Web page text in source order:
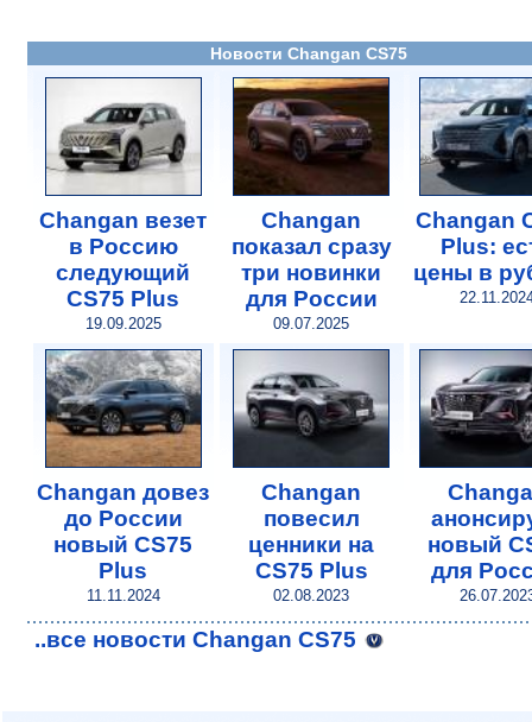
Новости Changan CS75
Changan везет
в Россию
следующий
CS75 Plus
19.09.2025
Changan
показал сразу
три новинки
для России
09.07.2025
Changan
Plus:
цены в
Changan довез
до России
новый CS75
Plus
11.11.2024
Changan
повесил
ценники на
CS75 Plus
02.08.2023
новый
для
..все новости Changan CS75